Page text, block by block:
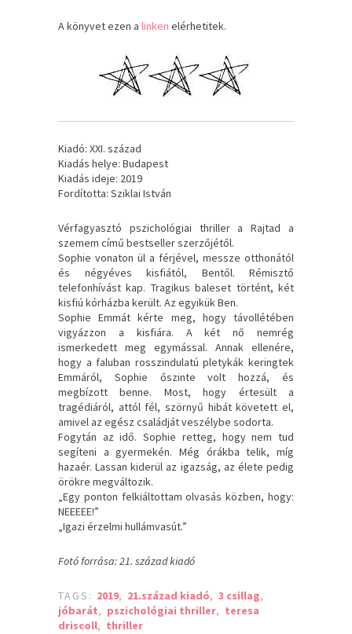
A könyvet ezen a linken elérhetitek.
Kiadó: XXI. század
Kiadás helye: Budapest
Kiadás ideje: 2019
Fordította: Sziklai István
Vérfagyasztó pszichológiai thriller a Rajtad a
szemem című bestseller szerzőjétől.
Sophie vonaton ül a férjével, messze otthonától
és négyéves kisfiától, Bentől. Rémisztő
telefonhívást kap. Tragikus baleset történt, két
kisfiú kórházba került. Az egyikük Ben.
Sophie Emmát kérte meg, hogy távollétében
vigyázzon a kisfiára. A két nő nemrég
ismerkedett meg egymással. Annak ellenére,
hogy a faluban rosszindulatú pletykák keringtek
Emmáról, Sophie őszinte volt hozzá, és
megbízott benne. Most, hogy értesült a
tragédiáról, attól fél, szörnyű hibát követett el,
amivel az egész családját veszélybe sodorta.
Fogytán az idő. Sophie retteg, hogy nem tud
segíteni a gyermekén. Még órákba telik, míg
hazaér. Lassan kiderül az igazság, az élete pedig
örökre megváltozik.
„Egy ponton felkiáltottam olvasás közben, hogy:
NEEEEE!”
„Igazi érzelmi hullámvasút.”
Fotó forrása: 21. század kiadó
TAGS: 2019, 21.század kiadó, 3 csillag,
jóbarát, pszichológiai thriller, teresa
driscoll, thriller